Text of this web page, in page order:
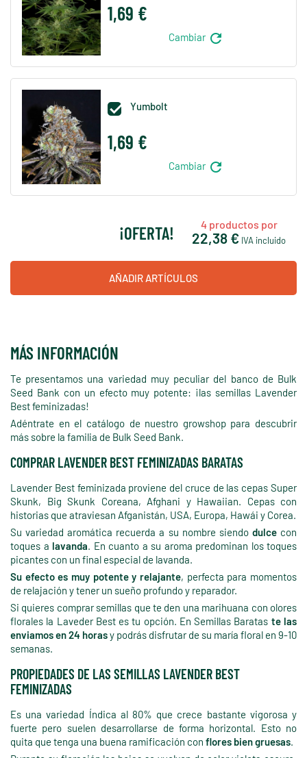
1,69 €
Cambiar refresh
 Yumbolt
1,69 €
Cambiar refresh
¡OFERTA! 4productos por
22,38 € IVA incluido
AÑADIR ARTÍCULOS
MÁS INFORMACIÓN
Te presentamos una variedad muy peculiar del banco de Bulk
Seed Bank con un efecto muy potente: ¡las semillas Lavender
Best feminizadas!
Adéntrate en el catálogo de nuestro growshop para descubrir
más sobre la familia de Bulk Seed Bank.
COMPRAR LAVENDER BEST FEMINIZADAS BARATAS
Lavender Best feminizada proviene del cruce de las cepas Super
Skunk, Big Skunk Coreana, Afghani y Hawaiian. Cepas con
historias que atraviesan Afganistán, USA, Europa, Hawái y Corea.
Su variedad aromática recuerda a su nombre siendo dulcecon
toques a lavanda. En cuanto a su aroma predominan los toques
picantes con un final especial de lavanda.
Su efecto es muy potente y relajante, perfecta para momentos
de relajación y tener un sueño profundo y reparador.
Si quieres comprar semillas que te den una marihuana con olores
florales la Laveder Best es tu opción. En Semillas Baratas te las
enviamos en 24 horasy podrás disfrutar de su maría floral en 9-10
semanas.
PROPIEDADES DE LAS SEMILLAS LAVENDER BEST
FEMINIZADAS
Es una variedad Índica al 80% que crece bastante vigorosa y
fuerte pero suelen desarrollarse de forma horizontal. Esto no
quita que tenga una buena ramificación con flores bien gruesas.